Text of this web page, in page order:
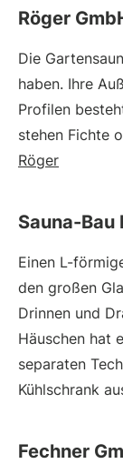
Röger
Die
haben. Ihre
Profilen
stehen Fichte
Röger
Sauna-Bau
Einen L-
den großen
Drinnen und
Häuschen hat
separaten
Kühlschrank
Fechner